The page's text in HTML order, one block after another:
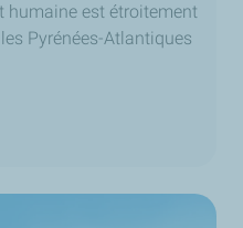
humaine est étroitement
Pyrénées-Atlantiques